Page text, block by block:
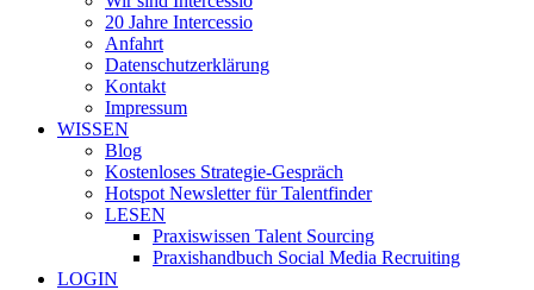
20 Jahre Intercessio
Anfahrt
Datenschutzerklärung
Kontakt
Impressum
WISSEN
Blog
Kostenloses Strategie-Gespräch
Hotspot Newsletter für Talentfinder
LESEN
Praxiswissen Talent Sourcing
Praxishandbuch Social Media Recruiting
LOGIN